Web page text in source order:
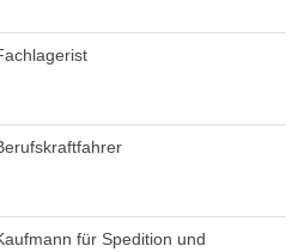
für Spedition und